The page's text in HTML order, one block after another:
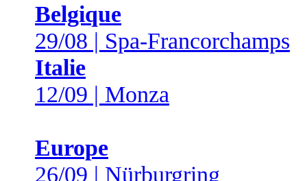
Belgique
29/08 | Spa-Francorchamps
Italie
12/09 | Monza
Europe
26/09 | Nürburgring